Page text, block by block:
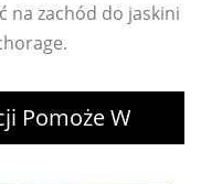
na zachód do jaskini
Pomoże W